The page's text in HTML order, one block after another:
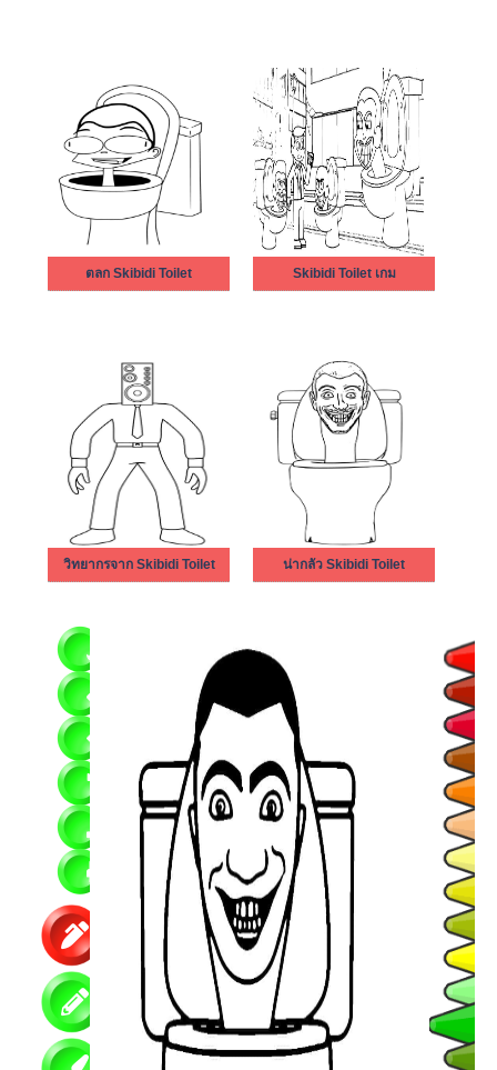
ตลก Skibidi Toilet Skibidi Toilet เกม
วิทยากรจาก Skibidi Toilet น่ากลัว Skibidi Toilet